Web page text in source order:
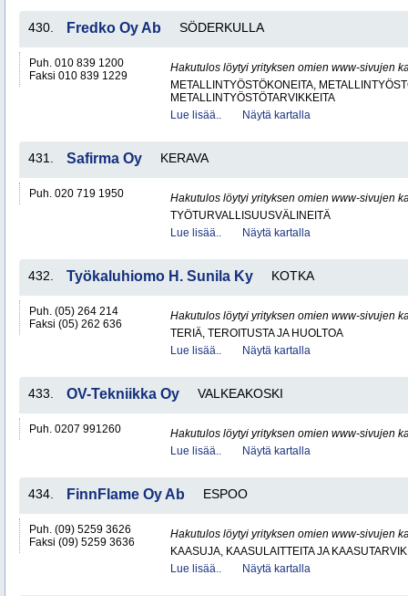
430. Fredko Oy Ab SÖDERKULLA
Puh. 010 839 1200
Faksi 010 839 1229
Hakutulos löytyi yrityksen omien www-sivujen
METALLINTYÖSTÖKONEITA,
METALLINTYÖSTÖTARVIKKEITA
Lue lisää..
Näytä kartalla
431. Safirma Oy KERAVA
Puh. 020 719 1950
Hakutulos löytyi yrityksen omien www-sivujen
TYÖTURVALLISUUSVÄLINEITÄ
Lue lisää..
Näytä kartalla
432. Työkaluhiomo H. Sunila Ky KOTKA
Puh. (05) 264 214
Faksi (05) 262 636
Hakutulos löytyi yrityksen omien www-sivujen
TERIÄ, TEROITUSTA JA HUOLTOA
Lue lisää..
Näytä kartalla
433. OV-Tekniikka Oy VALKEAKOSKI
Puh. 0207 991260
Hakutulos löytyi yrityksen omien www-sivujen
Lue lisää..
Näytä kartalla
434. FinnFlame Oy Ab ESPOO
Puh. (09) 5259 3626
Faksi (09) 5259 3636
Hakutulos löytyi yrityksen omien www-sivujen
KAASUJA, KAASULAITTEITA JA
Lue lisää..
Näytä kartalla